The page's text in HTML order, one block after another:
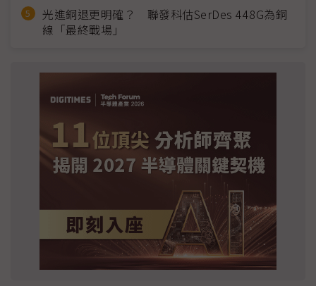
光進銅退更明確？ 聯發科估SerDes 448G為銅
線「最終戰場」